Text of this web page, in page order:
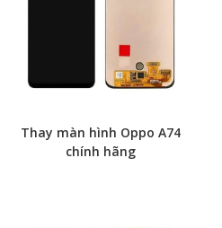
Thay màn hình Oppo A74
chính hãng